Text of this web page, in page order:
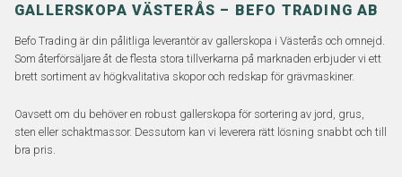
GALLERSKOPA VÄSTERÅS – BEFO TRADING AB
Befo Trading är din pålitliga leverantör av gallerskopa i Västerås och omnejd.
Som återförsäljare åt de flesta stora tillverkarna på marknaden erbjuder vi ett
brett sortiment av högkvalitativa skopor och redskap för grävmaskiner.
Oavsett om du behöver en robust gallerskopa för sortering av jord, grus,
sten eller schaktmassor. Dessutom kan vi leverera rätt lösning snabbt och till
bra pris.